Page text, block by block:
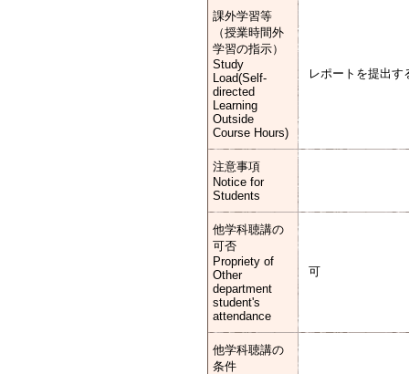
課外学習等
（授業時間外
学習の指示）
Study
Load(Self-
directed
Learning
Outside
Course Hours)
レポートを提出す
注意事項
Notice for
Students
他学科聴講の
可否
Propriety of
Other
department
student's
attendance
可
他学科聴講の
条件